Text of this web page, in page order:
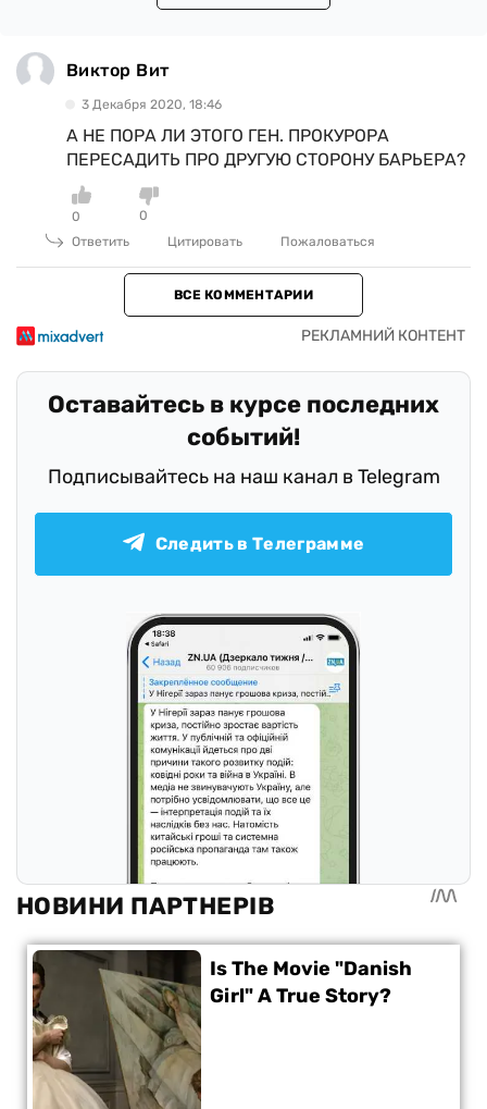
Виктор Вит
3 Декабря 2020, 18:46
А НЕ ПОРА ЛИ ЭТОГО ГЕН. ПРОКУРОРА
ПЕРЕСАДИТЬ ПРО ДРУГУЮ СТОРОНУ БАРЬЕРА?
0
0
Ответить
Цитировать Пожаловаться
ВСЕ КОММЕНТАРИИ
Оставайтесь в курсе последних
событий!
Подписывайтесь на наш канал в Telegram
Следить в Телеграмме